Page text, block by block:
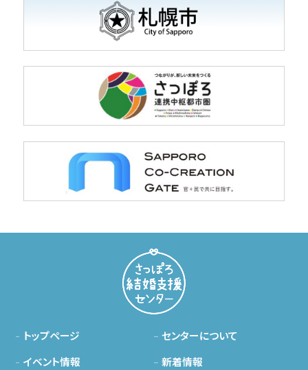
トップページ センターについて
イベント情報 新着情報